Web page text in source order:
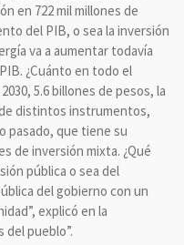
en 722 mil millones de
del PIB, o sea la inversión
va a aumentar todavía
¿Cuánto en todo el
5.6 billones de pesos, la
distintos instrumentos,
pasado, que tiene su
de inversión mixta. ¿Qué
pública o sea del
del gobierno con un
explicó en la
del pueblo”.